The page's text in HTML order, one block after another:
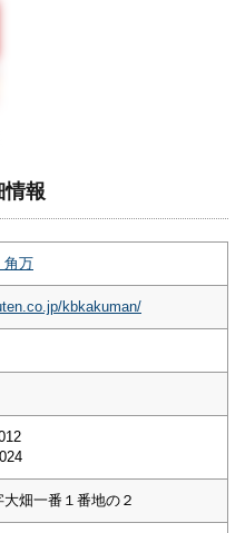
情報
角万
kbkakuman/
畑一番１番地の２